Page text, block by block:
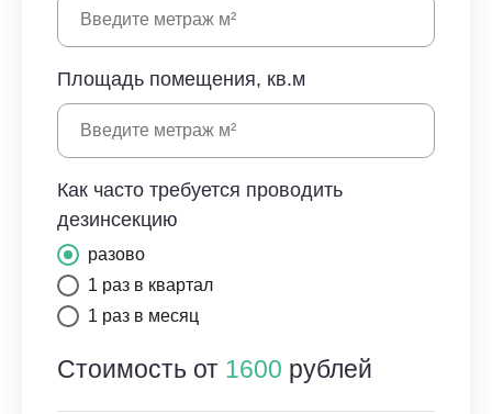
Площадь помещения, кв.м
Как часто требуется проводить
дезинсекцию
разово
1 раз в квартал
1 раз в месяц
Стоимость от 1600 рублей